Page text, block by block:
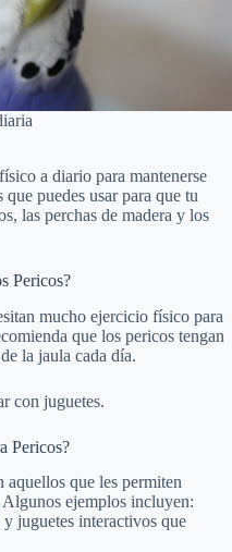
a diario para mantenerse
puedes usar para que tu
las perchas de madera y los
Pericos?
mucho ejercicio físico para
que los pericos tengan
la jaula cada día.
con juguetes.
Pericos?
aquellos que les permiten
ejemplos incluyen:
y juguetes interactivos que